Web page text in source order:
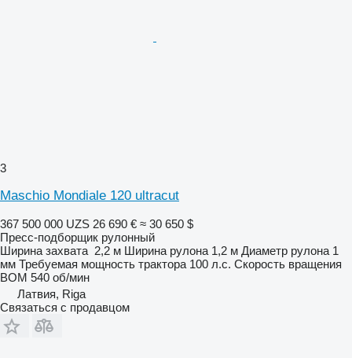
3
Maschio Mondiale 120 ultracut
367 500 000 UZS 26 690 € ≈ 30 650 $
Пресс-подборщик рулонный
Ширина захвата 2,2 м Ширина рулона 1,2 м Диаметр рулона 1
мм Требуемая мощность трактора 100 л.с. Скорость вращения
ВОМ 540 об/мин
Латвия, Riga
Связаться с продавцом